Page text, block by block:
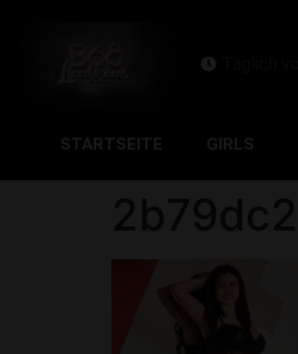
STARTSEITE GIRLS